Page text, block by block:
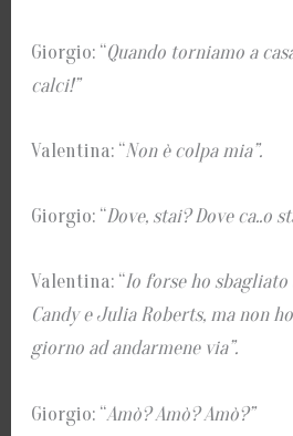
Giorgio: “Quando torniamo a
calci!”
Valentina: “Non è colpa mia”.
Giorgio: “Dove, stai? Dove ca..o
Valentina: “Io forse ho sbagliato
Candy e Julia Roberts, ma non
giorno ad andarmene via”.
Giorgio: “Amò? Amò? Amò?”